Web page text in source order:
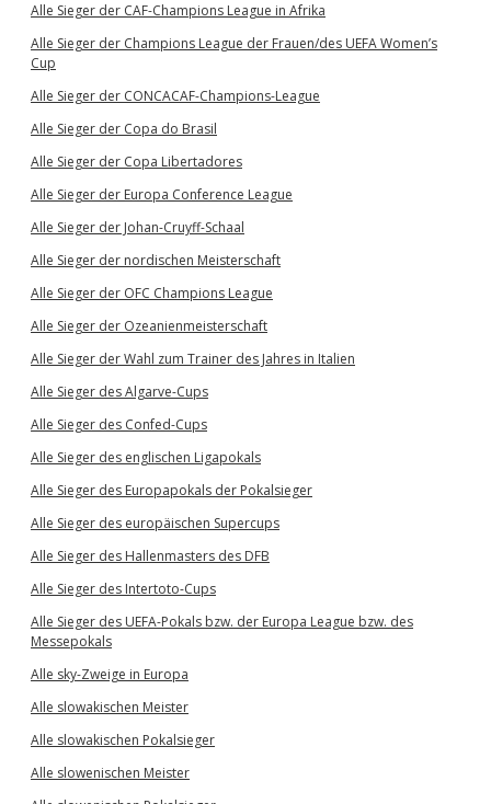
Alle Sieger der CAF-Champions League in Afrika
Alle Sieger der Champions League der Frauen/des UEFA Women’s
Cup
Alle Sieger der CONCACAF-Champions-League
Alle Sieger der Copa do Brasil
Alle Sieger der Copa Libertadores
Alle Sieger der Europa Conference League
Alle Sieger der Johan-Cruyff-Schaal
Alle Sieger der nordischen Meisterschaft
Alle Sieger der OFC Champions League
Alle Sieger der Ozeanienmeisterschaft
Alle Sieger der Wahl zum Trainer des Jahres in Italien
Alle Sieger des Algarve-Cups
Alle Sieger des Confed-Cups
Alle Sieger des englischen Ligapokals
Alle Sieger des Europapokals der Pokalsieger
Alle Sieger des europäischen Supercups
Alle Sieger des Hallenmasters des DFB
Alle Sieger des Intertoto-Cups
Alle Sieger des UEFA-Pokals bzw. der Europa League bzw. des
Messepokals
Alle sky-Zweige in Europa
Alle slowakischen Meister
Alle slowakischen Pokalsieger
Alle slowenischen Meister